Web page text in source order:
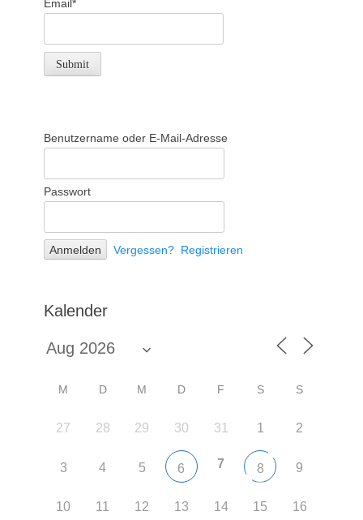
Email*
Benutzername oder E-Mail-Adresse
Passwort
Vergessen? Registrieren
Kalender
M D M D F S S
27 28 29 30 31 1 2
3 4 5 6 7 8 9
10 11 12 13 14 15 16